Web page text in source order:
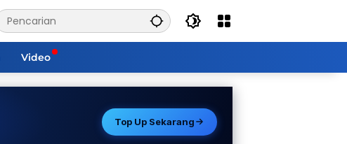
Video
Top Up Sekarang